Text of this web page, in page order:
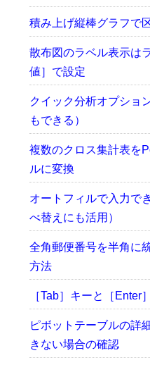
積み上げ縦棒グラフで
散布図のラベル表示は
値］で設定
クイック分析オプショ
もできる）
複数のクロス集計表を
ルに変換
オートフィルで入力で
べ替えにも活用）
全角郵便番号を半角に
方法
［Tab］キーと［
ピボットテーブルの詳
きない場合の確認